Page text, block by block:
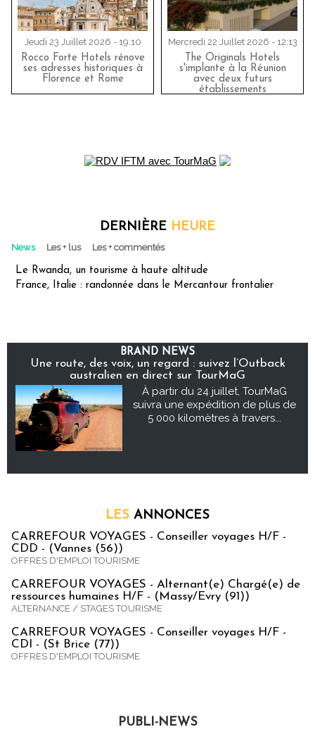
Jeudi 23 Juillet 2026 - 19:10
Rocco Forte Hotels rénove
ses adresses historiques à
Florence et Rome
Mercredi 22 Juillet 2026 - 12:13
The Originals Hotels
s'implante à la Réunion
avec deux futurs
établissements
DERNIÈRE HEURE
News Les + lus Les + commentés
Le Rwanda, un tourisme à haute altitude
France, Italie : randonnée dans le Mercantour frontalier
BRAND NEWS
Une route, des voix, un regard : suivez l’Outback
australien en direct sur TourMaG
À partir du 24 juillet, TourMaG
suivra une expédition de plus de
5 000 kilomètres à travers...
LES ANNONCES
CARREFOUR VOYAGES - Conseiller voyages H/F -
CDD - (Vannes (56))
OFFRES D'EMPLOI TOURISME
CARREFOUR VOYAGES - Alternant(e) Chargé(e) de
ressources humaines H/F - (Massy/Evry (91))
ALTERNANCE / STAGES TOURISME
CARREFOUR VOYAGES - Conseiller voyages H/F -
CDI - (St Brice (77))
OFFRES D'EMPLOI TOURISME
PUBLI-NEWS